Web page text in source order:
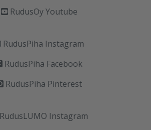
RudusOy Youtube
RudusPiha Instagram
RudusPiha Facebook
RudusPiha Pinterest
RudusLUMO Instagram